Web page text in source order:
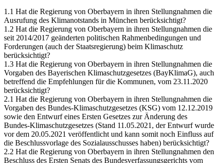
1.1 Hat die Regierung von Oberbayern in ihren Stellungnahmen die
Ausrufung des Klimanotstands in München berücksichtigt?
1.2 Hat die Regierung von Oberbayern in ihren Stellungnahmen die
seit 2014/2017 geänderten politischen Rahmenbedingungen und
Forderungen (auch der Staatsregierung) beim Klimaschutz
berücksichtigt?
1.3 Hat die Regierung von Oberbayern in ihren Stellungnahmen die
Vorgaben des Bayerischen Klimaschutzgesetzes (BayKlimaG), auch
betreffend die Empfehlungen für die Kommunen, vom 23.11.2020
berücksichtigt?
2.1 Hat die Regierung von Oberbayern in ihren Stellungnahmen die
Vorgaben des Bundes-Klimaschutzgesetzes (KSG) vom 12.12.2019
sowie den Entwurf eines Ersten Gesetzes zur Änderung des
Bundes-Klimaschutzgesetzes (Stand 11.05.2021, der Entwurf wurde
vor dem 20.05.2021 veröffentlicht und kann somit noch Einfluss auf
die Beschlussvorlage des Sozialausschusses haben) berücksichtigt?
2.2 Hat die Regierung von Oberbayern in ihren Stellungnahmen den
Beschluss des Ersten Senats des Bundesverfassungsgerichts vom